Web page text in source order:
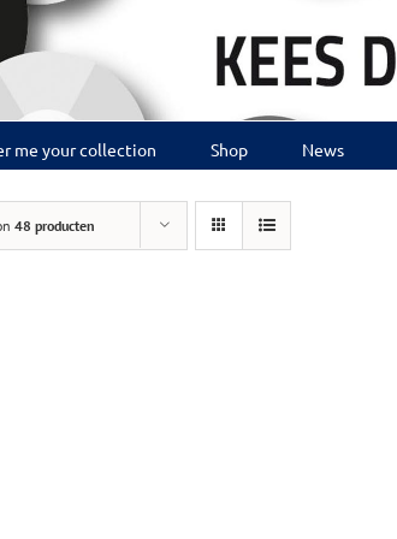
me your collection Shop News
48 producten